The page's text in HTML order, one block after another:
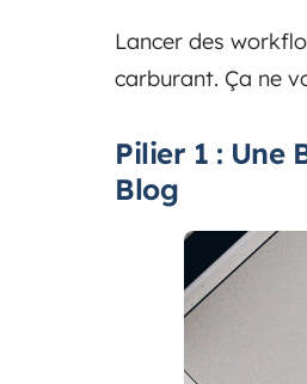
Lancer des
carburant. Ça ne
Pilier 1 : Une
Blog